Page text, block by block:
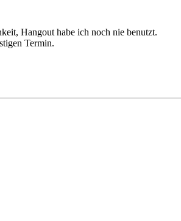
Hangout habe ich noch nie benutzt.
Termin.